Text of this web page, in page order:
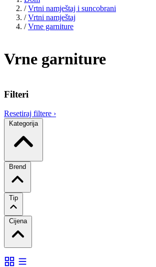
dekoracijePet centar Bazeni i pribor
/ Vrtni namještaj i suncobrani
/ Vrtni namještaj
/ Vrne garniture
Vrne garniture
Filteri
Resetiraj filtere ›
Kategorija
Brend
Tip
Cijena